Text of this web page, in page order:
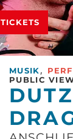
TICKETS
MUSIK,
PUBLIC